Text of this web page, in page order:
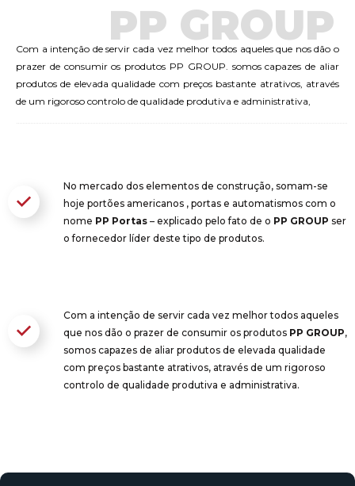
Com a intenção de servir cada vez melhor todos aqueles que nos dão o
prazer de consumir os produtos PP GROUP. somos capazes de aliar
produtos de elevada qualidade com preços bastante atrativos, através
de um rigoroso controlo de qualidade produtiva e administrativa,
No mercado dos elementos de construção, somam-se
hoje portões americanos , portas e automatismos com o
nome PP Portas – explicado pelo fato de o PP GROUP ser
o fornecedor líder deste tipo de produtos.
Com a intenção de servir cada vez melhor todos aqueles
que nos dão o prazer de consumir os produtos PP GROUP,
somos capazes de aliar produtos de elevada qualidade
com preços bastante atrativos, através de um rigoroso
controlo de qualidade produtiva e administrativa.
PP GROUP